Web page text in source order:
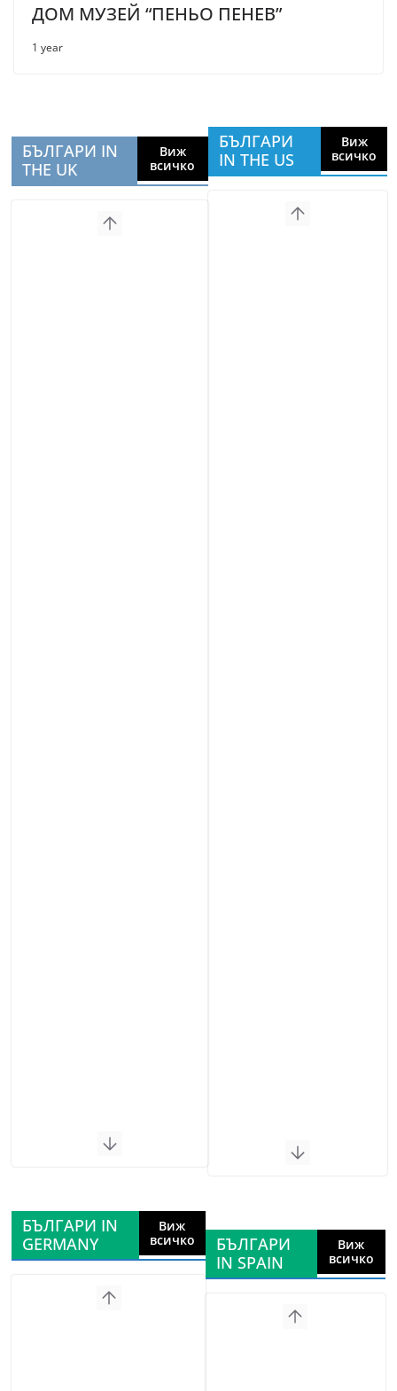
ДОМ МУЗЕЙ “ПЕНЬО ПЕНЕВ”
1 year
БЪЛГАРИ IN
THE UK
Виж
всичко
БЪЛГАРИ
IN THE US
Виж
всичко
БЪЛГАРИ IN
GERMANY
Виж
всичко
БЪЛГАРИ
IN SPAIN
Виж
всичко